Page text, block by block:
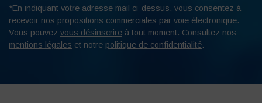
*En indiquant votre adresse mail ci-dessus, vous consentez à
recevoir nos propositions commerciales par voie électronique.
Vous pouvez vous désinscrire à tout moment. Consultez nos
mentions légales et notre politique de confidentialité.